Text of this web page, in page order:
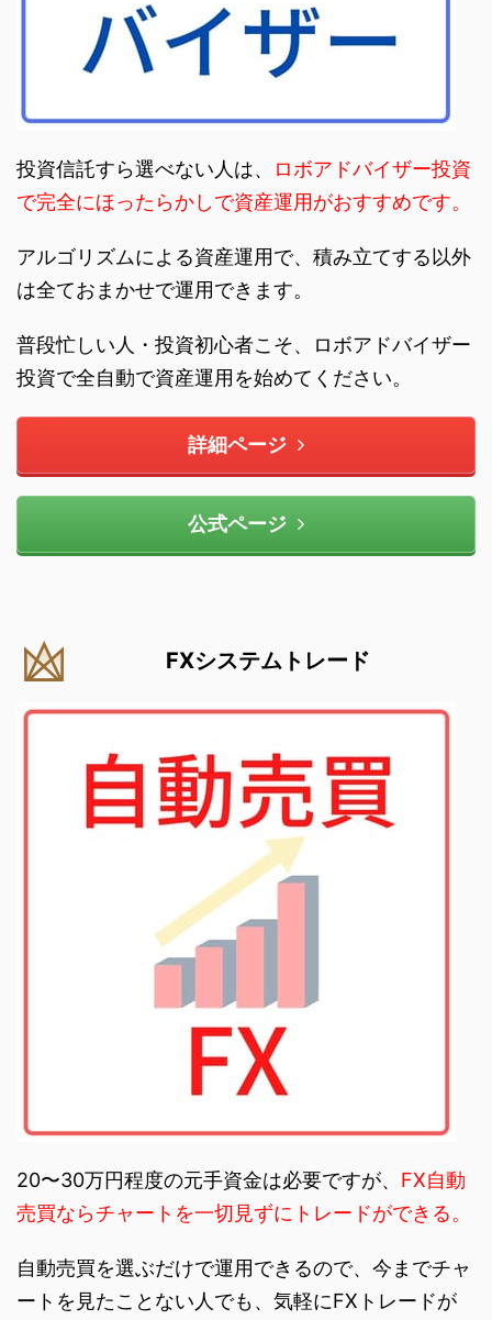
投資信託すら選べない人は、
ロボアドバイザー投資
で完全にほったらかしで資産運用がおすすめです。
アルゴリズムによる資産運用で、積み立てする以外
は全ておまかせで運用できます。
普段忙しい人・投資初心者こそ、ロボアドバイザー
投資で全自動で資産運用を始めてください。
詳細ページ
公式ページ
FXシステムトレード
20〜30万円程度の元手資金は必要ですが、 FX自動
売買ならチャートを一切見ずにトレードができる。
自動売買を選ぶだけで運用できるので、今までチャ
ートを見たことない人でも、気軽にFXトレードが